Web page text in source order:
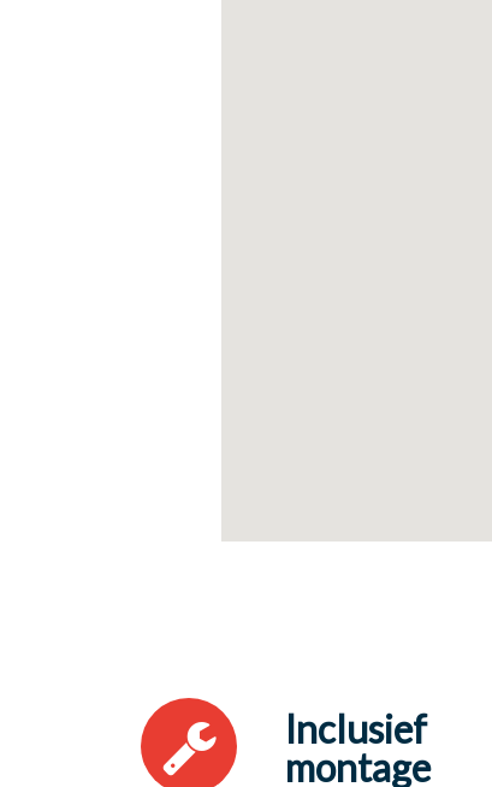
Inclusief
montage